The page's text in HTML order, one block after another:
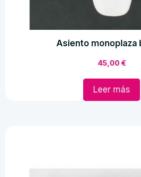
Asiento monoplaza
45,00€
Leer más